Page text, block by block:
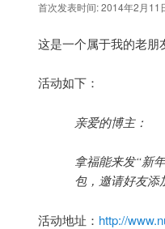
首次发表时间:2014年2月11
这是一个属于我的老朋
活动如下：
亲爱的博主：
拿福能来发“新
包，邀请好友添
活动地址： http://